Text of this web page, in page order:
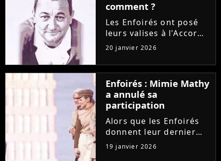
programmes......
comment ?
Les Enfoirés ont posé
leurs valises à l'Accor
Arena pour présenter
durant sept concerts le
spectacle "La ballade
des Enfoirés", dont les
bénéfices iront aux
Restos du Coeur. Entre...
20 janvier 2026
Enfoirés : Mimie Mathy
a annulé sa
participation
Alors que les Enfoirés
donnent leur dernier
concert ce soir à Paris,
le public est déçu de ne
19 janvier 2026